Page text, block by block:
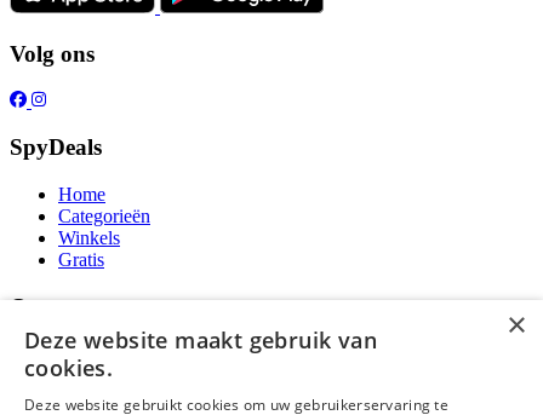
Volg ons
SpyDeals
Home
Categorieën
Winkels
Gratis
Over ons
Over ons
Contact
Publicatieregels
×
Deze website maakt gebruik van
cookies.
Deze website gebruikt cookies om uw gebruikerservaring te